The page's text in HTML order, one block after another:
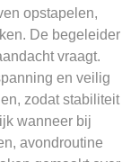
opstapelen,
De begeleider
vraagt.
en veilig
zodat stabiliteit
wanneer bij
avondroutine